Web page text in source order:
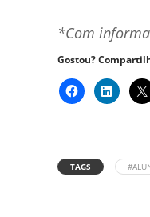
*Com
Gostou?
TAGS